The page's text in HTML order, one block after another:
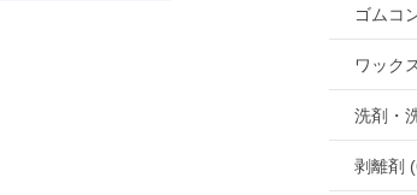
ゴムコ
ワック
洗剤・
剥離剤